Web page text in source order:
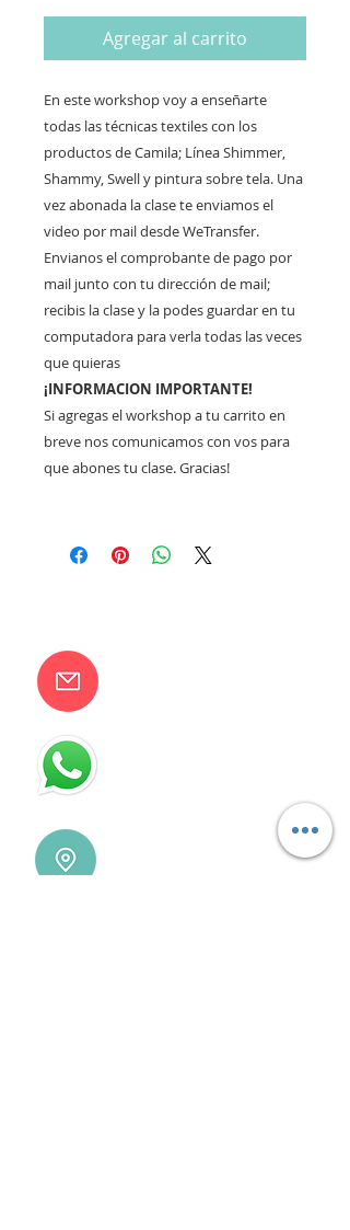
Agregar al carrito
En este workshop voy a enseñarte
todas las técnicas textiles con los
productos de Camila; Línea Shimmer,
Shammy, Swell y pintura sobre tela. Una
vez abonada la clase te enviamos el
video por mail desde WeTransfer.
Envianos el comprobante de pago por
mail junto con tu dirección de mail;
recibis la clase y la podes guardar en tu
computadora para verla todas las veces
que quieras
¡INFORMACION IMPORTANTE!
Si agregas el workshop a tu carrito en
breve nos comunicamos con vos para
que abones tu clase. Gracias!
Villa Devoto - CABA - Buenos